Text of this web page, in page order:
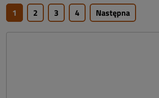
1 2 3 4 Następna